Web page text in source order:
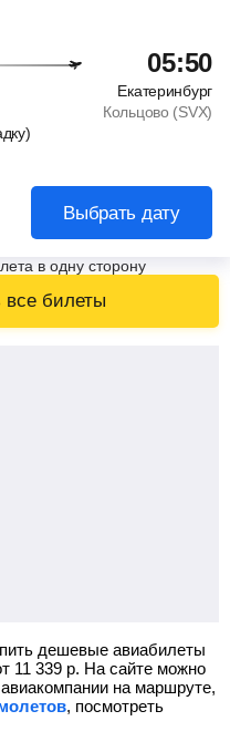
05:50
Екатеринбург
Кольцово (SVX)
Выбрать дату
в одну сторону
все билеты
дешевые авиабилеты
11 339 р. На сайте можно
на маршруте,
, посмотреть